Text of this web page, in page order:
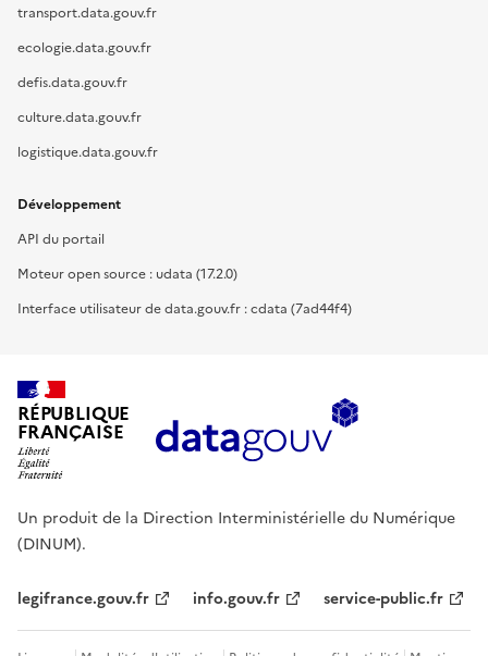
transport.data.gouv.fr
ecologie.data.gouv.fr
defis.data.gouv.fr
culture.data.gouv.fr
logistique.data.gouv.fr
Développement
API du portail
Moteur open source : udata (17.2.0)
Interface utilisateur de data.gouv.fr : cdata (7ad44f4)
RÉPUBLIQUE
FRANÇAISE
Un produit de la Direction Interministérielle du Numérique
(DINUM).
legifrance.gouv.fr info.gouv.fr service-public.fr